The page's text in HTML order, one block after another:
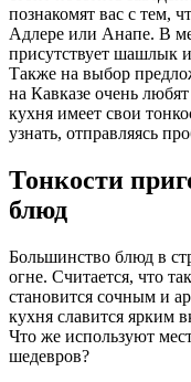
познакомят вас с тем,
Адлере или Анапе. В
присутствует шашлык
Также на выбор
на Кавказе очень
кухня имеет свои
узнать, отправляясь
Тонкости
блюд
Большинство блюд в
огне. Считается, что
становится сочным и
кухня славится ярким
Что же используют
шедевров?